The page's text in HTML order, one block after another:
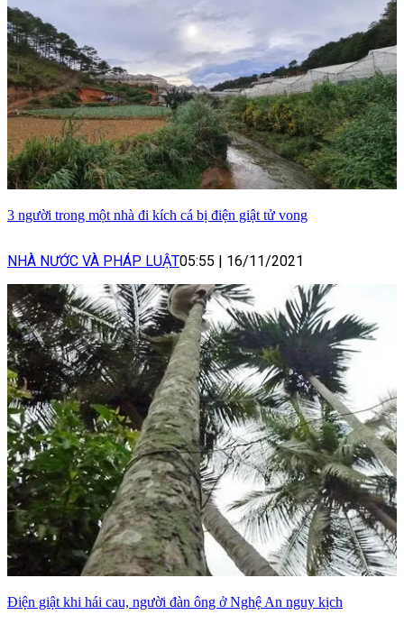
3 người trong một nhà đi kích cá bị điện giật tử vong
NHÀ NƯỚC VÀ PHÁP LUẬT05:55 | 16/11/2021
Điện giật khi hái cau, người đàn ông ở Nghệ An nguy kịch